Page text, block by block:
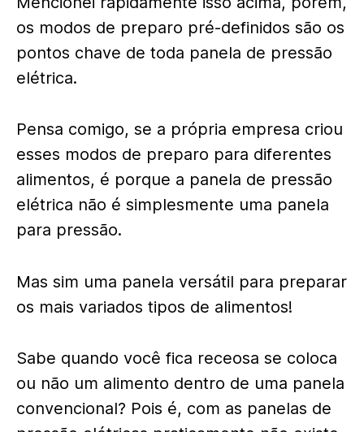
os modos de preparo pré-definidos são os
pontos chave de toda panela de pressão
elétrica.
Pensa comigo, se a própria empresa criou
esses modos de preparo para diferentes
alimentos, é porque a panela de pressão
elétrica não é simplesmente uma panela
para pressão.
Mas sim uma panela versátil para preparar
os mais variados tipos de alimentos!
Sabe quando você fica receosa se coloca
ou não um alimento dentro de uma panela
convencional? Pois é, com as panelas de